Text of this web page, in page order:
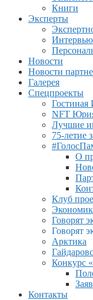
Книги
Эксперты
Интервью
Новости
Новости
Галерея
Спецпроекты
NFT
Лучшие
75-летие
О
Клуб
Говорят
Говорят
Арктика
Конкурс
Контакты